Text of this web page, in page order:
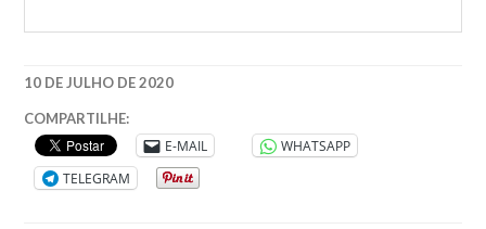
10 DE JULHO DE 2020
EXPOSIÇÃO,
FOTOGRAFIA
FOTOMETRIA
COMPARTILHE:
E-MAIL
WHATSAPP
TELEGRAM